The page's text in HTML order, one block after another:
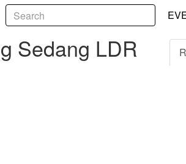
Pasanganmu!
Sedang LDR